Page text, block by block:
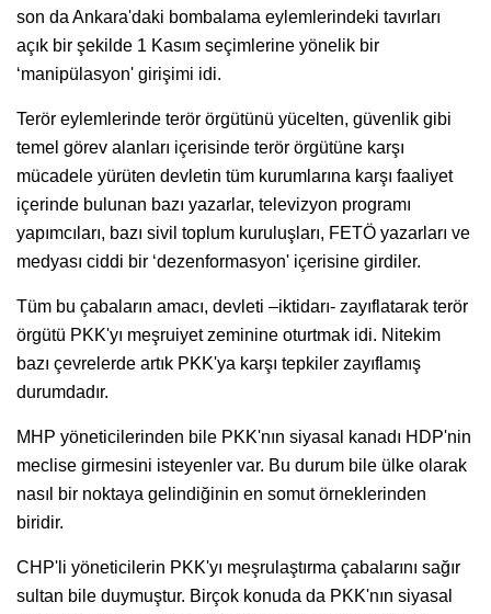
son da Ankara'daki bombalama eylemlerindeki tavırları
açık bir şekilde 1 Kasım seçimlerine yönelik bir
‘manipülasyon' girişimi idi.
Terör eylemlerinde terör örgütünü yücelten, güvenlik gibi
temel görev alanları içerisinde terör örgütüne karşı
mücadele yürüten devletin tüm kurumlarına karşı faaliyet
içerinde bulunan bazı yazarlar, televizyon programı
yapımcıları, bazı sivil toplum kuruluşları, FETÖ yazarları ve
medyası ciddi bir ‘dezenformasyon' içerisine girdiler.
Tüm bu çabaların amacı, devleti –iktidarı- zayıflatarak terör
örgütü PKK'yı meşruiyet zeminine oturtmak idi. Nitekim
bazı çevrelerde artık PKK'ya karşı tepkiler zayıflamış
durumdadır.
MHP yöneticilerinden bile PKK'nın siyasal kanadı HDP'nin
meclise girmesini isteyenler var. Bu durum bile ülke olarak
nasıl bir noktaya gelindiğinin en somut örneklerinden
biridir.
CHP'li yöneticilerin PKK'yı meşrulaştırma çabalarını sağır
sultan bile duymuştur. Birçok konuda da PKK'nın siyasal